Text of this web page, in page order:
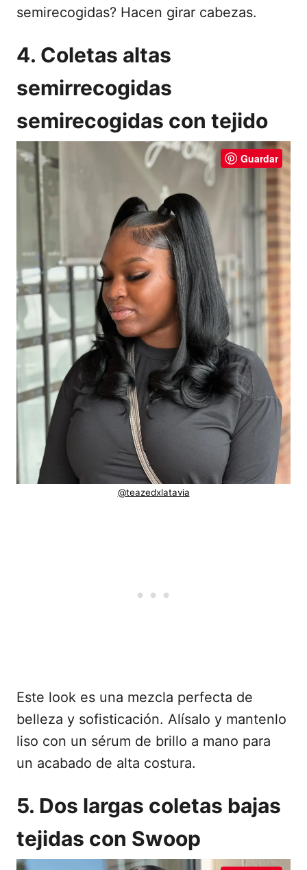
semirecogidas? Hacen girar cabezas.
4. Coletas altas
semirrecogidas
semirecogidas con tejido
Guardar
@teazedxlatavia
Este look es una mezcla perfecta de
belleza y sofisticación. Alísalo y mantenlo
liso con un sérum de brillo a mano para
un acabado de alta costura.
5. Dos largas coletas bajas
tejidas con Swoop